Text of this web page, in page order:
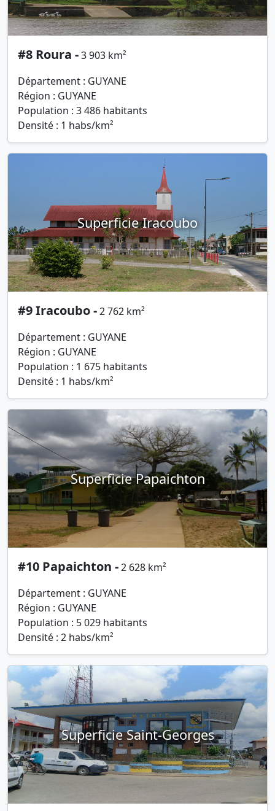
#8 Roura -3 903 km²
Département : GUYANE
Région : GUYANE
Population : 3 486 habitants
Densité : 1 habs/km²
Superficie Iracoubo
#9 Iracoubo -2 762 km²
Département : GUYANE
Région : GUYANE
Population : 1 675 habitants
Densité : 1 habs/km²
Superficie Papaichton
#10 Papaichton -2 628 km²
Département : GUYANE
Région : GUYANE
Population : 5 029 habitants
Densité : 2 habs/km²
Superficie Saint-Georges